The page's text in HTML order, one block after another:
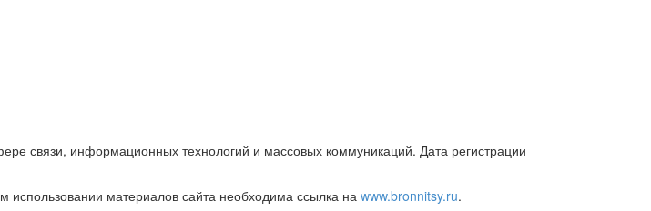
связи, информационных технологий и массовых коммуникаций. Дата регистрации
материалов сайта необходима ссылка на www.bronnitsy.ru.